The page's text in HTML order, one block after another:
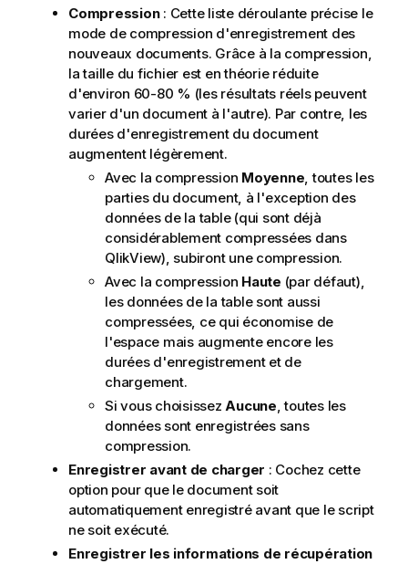
Compression: Cette liste déroulante précise le
mode de compression d'enregistrement des
nouveaux documents. Grâce à la compression,
la taille du fichier est en théorie réduite
d'environ 60-80 % (les résultats réels peuvent
varier d'un document à l'autre). Par contre, les
durées d'enregistrement du document
augmentent légèrement.
Avec la compression Moyenne, toutes les
parties du document, à l'exception des
données de la table (qui sont déjà
considérablement compressées dans
QlikView), subiront une compression.
Avec la compression Haute (par défaut),
les données de la table sont aussi
compressées, ce qui économise de
l'espace mais augmente encore les
durées d'enregistrement et de
chargement.
Si vous choisissezAucune, toutes les
données sont enregistrées sans
compression.
Enregistrer avant de charger : Cochez cette
option pour que le document soit
automatiquement enregistré avant que le script
ne soit exécuté.
Enregistrer les informations de récupération